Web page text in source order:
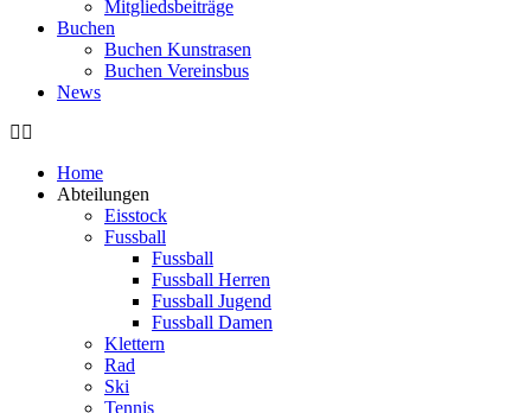
Mitgliedsbeiträge
Buchen
Buchen Kunstrasen
Buchen Vereinsbus
News
Home
Abteilungen
Eisstock
Fussball
Fussball
Fussball Herren
Fussball Jugend
Fussball Damen
Klettern
Rad
Ski
Tennis